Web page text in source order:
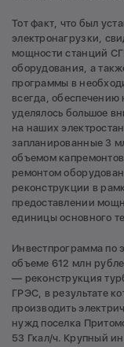
Тот факт, что был
электронагрузки,
мощности станций
оборудования, а
программы в
всегда,
уделялось большое
на наших
запланированные 3
объемом
ремонтом
реконструкции в
предоставлении
единицы основного
Инвестпрограмма по
объеме 612 млн
— реконструкция
ГРЭС, в результате
производить
нужд поселка
53 Гкал/ч. Крупный